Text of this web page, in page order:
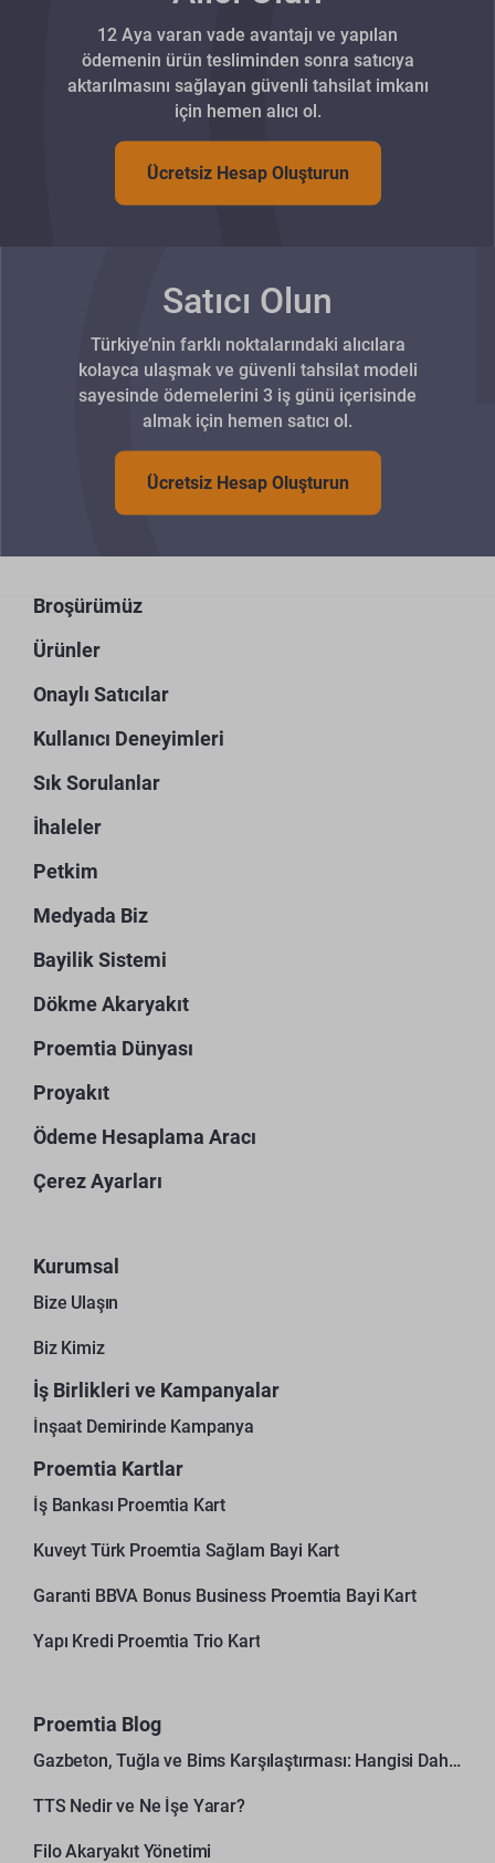
12 Aya varan vade avantajı ve yapılan
ödemenin ürün tesliminden sonra satıcıya
aktarılmasını sağlayan güvenli tahsilat imkanı
için hemen alıcı ol.
Ücretsiz Hesap Oluşturun
Satıcı Olun
Türkiye’nin farklı noktalarındaki alıcılara
kolayca ulaşmak ve güvenli tahsilat modeli
sayesinde ödemelerini 3 iş günü içerisinde
almak için hemen satıcı ol.
Ücretsiz Hesap Oluşturun
Broşürümüz
Ürünler
Onaylı Satıcılar
Kullanıcı Deneyimleri
Sık Sorulanlar
İhaleler
Petkim
Medyada Biz
Bayilik Sistemi
Dökme Akaryakıt
Proemtia Dünyası
Proyakıt
Ödeme Hesaplama Aracı
Çerez Ayarları
Kurumsal
Bize Ulaşın
Biz Kimiz
İş Birlikleri ve Kampanyalar
İnşaat Demirinde Kampanya
Proemtia Kartlar
İş Bankası Proemtia Kart
Kuveyt Türk Proemtia Sağlam Bayi Kart
Garanti BBVA Bonus Business Proemtia Bayi Kart
Yapı Kredi Proemtia Trio Kart
Proemtia Blog
Gazbeton, Tuğla ve Bims Karşılaştırması: Hangisi Daha Avantajlı?
TTS Nedir ve Ne İşe Yarar?
Filo Akaryakıt Yönetimi